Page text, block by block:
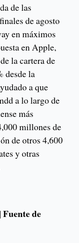
de las
de agosto
en máximos
en Apple,
la cartera de
desde la
a que
a lo largo de
más
millones de
de otros 4,600
y otras
de